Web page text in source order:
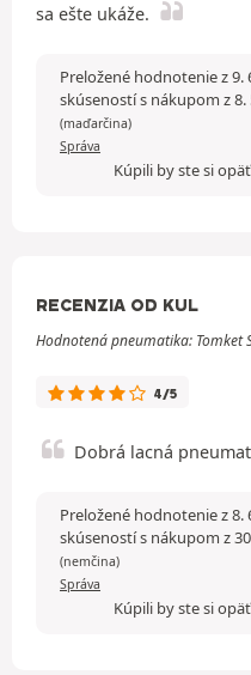
sa ešte ukáže.
Preložené hodnotenie z 9.
skúseností s nákupom z 8.
(maďarčina)
Správa
Kúpili by ste si
RECENZIA OD KUL
Hodnotená pneumatika: Tomket
4/5
Dobrá lacná
Preložené hodnotenie z 8.
skúseností s nákupom z
(nemčina)
Správa
Kúpili by ste si